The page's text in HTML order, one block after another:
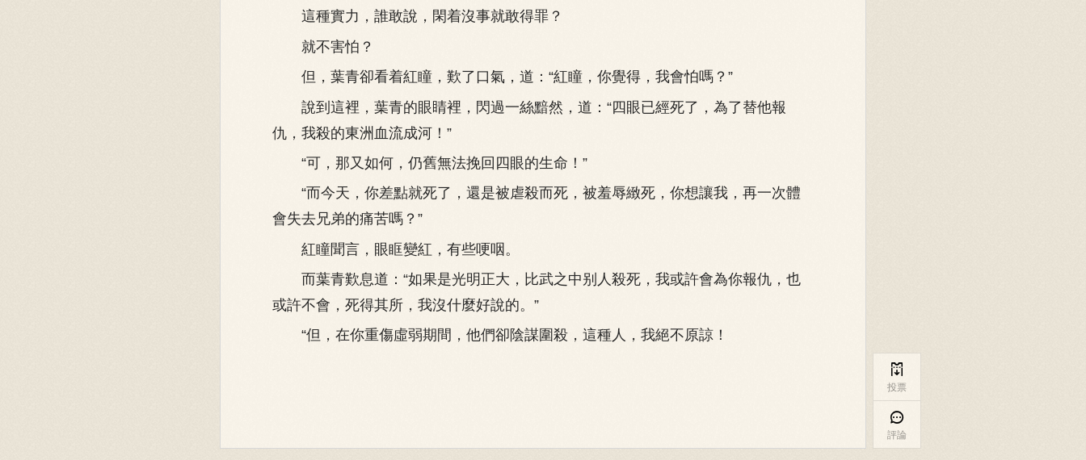
這種實力，誰敢說，閑着沒事就敢得罪？
就不害怕？
但，葉青卻看着紅瞳，歎了口氣，道：“紅瞳，你覺得，我會怕嗎？”
說到這裡，葉青的眼睛裡，閃過一絲黯然，道：“四眼已經死了，為了替他報
仇，我殺的東洲血流成河！”
“可，那又如何，仍舊無法挽回四眼的生命！”
“而今天，你差點就死了，還是被虐殺而死，被羞辱緻死，你想讓我，再一次體
會失去兄弟的痛苦嗎？”
紅瞳聞言，眼眶變紅，有些哽咽。
而葉青歎息道：“如果是光明正大，比武之中别人殺死，我或許會為你報仇，也
或許不會，死得其所，我沒什麼好說的。”
“但，在你重傷虛弱期間，他們卻陰謀圍殺，這種人，我絕不原諒！

投票

評論